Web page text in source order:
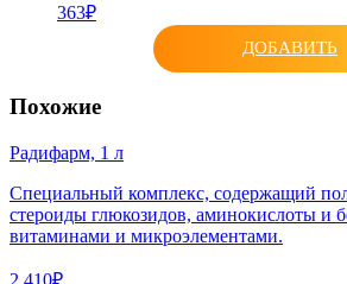
363₽
ДОБАВИТЬ
Похожие
Радифарм, 1 л
Cпециальный комплекс, содержащий
стероиды глюкозидов, аминокислоты и
витаминами и микроэлементами.
2 410₽